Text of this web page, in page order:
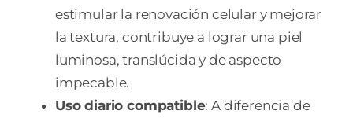
estimular la renovación celular y mejorar
la textura, contribuye a lograr una piel
luminosa, translúcida y de aspecto
impecable.
Uso diario compatible: A diferencia de